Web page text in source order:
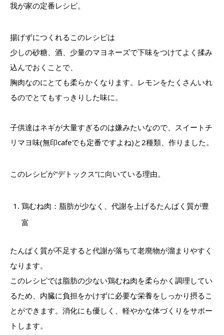
我が家の定番レシピ。
揚げずにつくれるこのレシピは
少しの砂糖、酒、少量のマヨネーズで下味をつけてよく揉み
込んでおくことで、
胸肉なのにとても柔らかくなります。レモンをたくさんいれ
るのでとてもすっきりした味に。
子供達はネギが大量すぎるのは嫌みたいなので、スイートチ
リマヨ味(無印cafeでも定番ですよね)と2種類、作りました。
このレシピが“デトックス”に向いている理由。
鶏むね肉：脂肪が少なく、代謝を上げるたんぱく質が豊
富
たんぱく質が不足すると代謝が落ちて老廃物が溜まりやすく
なります。
このレシピでは脂肪の少ない鶏むね肉を柔らかく調理してい
るため、内臓に負担をかけずに必要な栄養をしっかり摂るこ
とができます。消化にも優しく、軽やかな体づくりをサポー
トします。